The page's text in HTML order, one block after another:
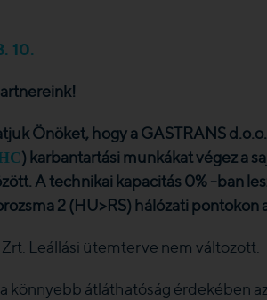
10.
Önöket, hogy a GASTRANS
) karbantartási munkákat végez a
A technikai kapacitás 0% -ban
2 (HU>RS) hálózati pontokon
Zrt. Leállási ütemterve nem változott.
könnyebb átláthatóság érdekében